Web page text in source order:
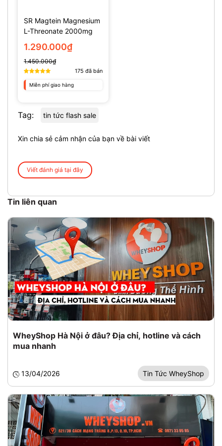
SR Magtein Magnesium
L-Threonate 2000mg
(135 Viên)
1.290.000₫
1.450.000₫
175 đã bán
Miễn phí giao hàng
Tag: tin tức flash sale
Xin chia sẻ cảm nhận của bạn về bài viết
Viết đánh giá tại đây
Tin liên quan
WheyShop Hà Nội ở đâu? Địa chỉ, hotline và cách
mua nhanh
13/04/2026 Tin Tức WheyShop